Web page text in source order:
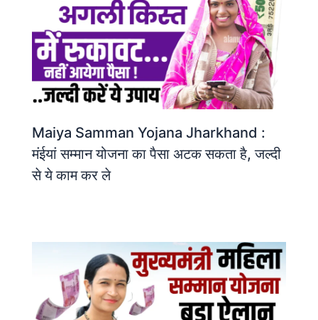
Maiya Samman Yojana Jharkhand :
मंईयां सम्मान योजना का पैसा अटक सकता है, जल्दी
से ये काम कर ले